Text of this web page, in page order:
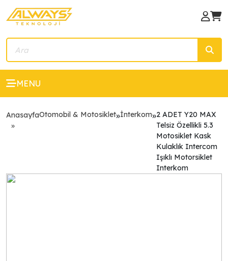
MENU
AnasayfaOtomobil & Motosiklet»İnterkom»2 ADET Y20 MAX
Telsiz Özellikli 5.3
Motosiklet Kask
Kulaklık Intercom
Işıklı Motorsiklet
Interkom